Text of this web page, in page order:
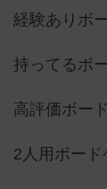
経験ありボ
持ってるボ
高評価ボー
2人用ボー